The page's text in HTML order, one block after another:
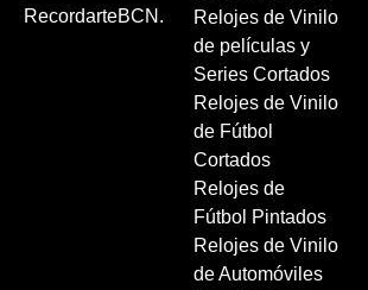
RecordarteBCN.
Relojes de Vinilo
de películas y
Series Cortados
Relojes de Vinilo
de Fútbol
Cortados
Relojes de
Fútbol Pintados
Relojes de Vinilo
de Automóviles